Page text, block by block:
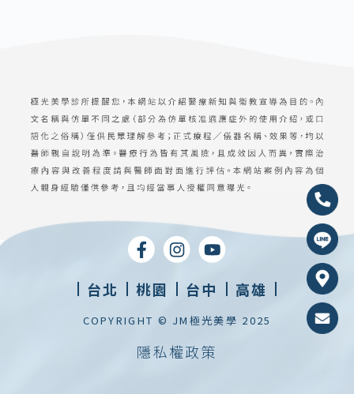
台北 桃園 台中 高雄
COPYRIGHT © JM極光美學 2025
隱私權政策